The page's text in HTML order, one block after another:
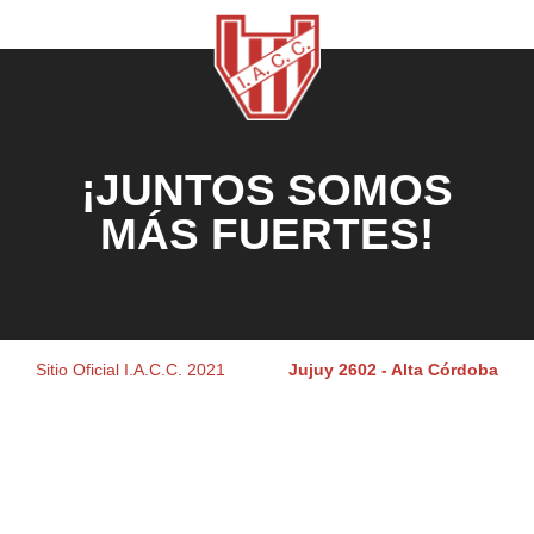
¡JUNTOS SOMOS
MÁS FUERTES!
Sitio Oficial I.A.C.C. 2021 Jujuy 2602 - Alta Córdoba